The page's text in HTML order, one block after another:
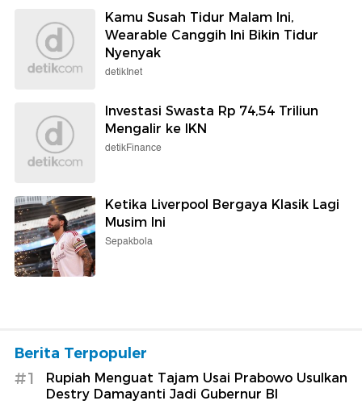
Kamu Susah Tidur Malam Ini,
Wearable Canggih Ini Bikin Tidur
Nyenyak
detikInet
Investasi Swasta Rp 74,54 Triliun
Mengalir ke IKN
detikFinance
Ketika Liverpool Bergaya Klasik Lagi
Musim Ini
Sepakbola
Berita Terpopuler
#1
Rupiah Menguat Tajam Usai Prabowo Usulkan
Destry Damayanti Jadi Gubernur BI